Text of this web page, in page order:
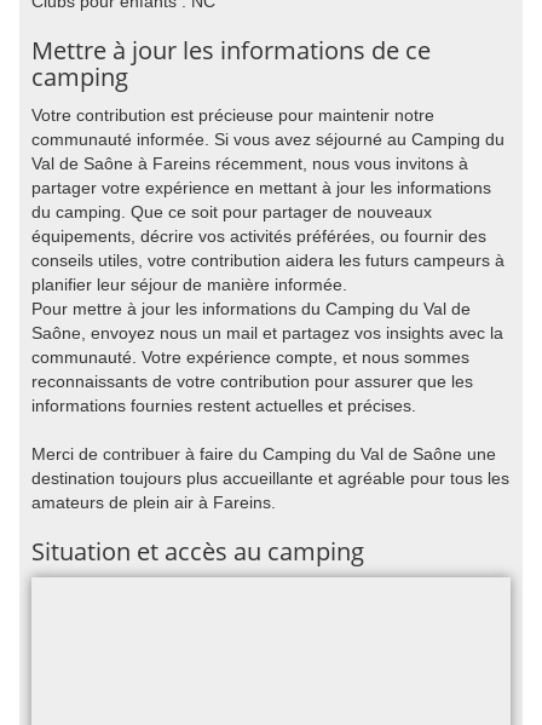
Mettre à jour les informations de ce
camping
Votre contribution est précieuse pour maintenir notre
communauté informée. Si vous avez séjourné au Camping du
Val de Saône à Fareins récemment, nous vous invitons à
partager votre expérience en mettant à jour les informations
du camping. Que ce soit pour partager de nouveaux
équipements, décrire vos activités préférées, ou fournir des
conseils utiles, votre contribution aidera les futurs campeurs à
planifier leur séjour de manière informée.
Pour mettre à jour les informations du Camping du Val de
Saône, envoyez nous un mail et partagez vos insights avec la
communauté. Votre expérience compte, et nous sommes
reconnaissants de votre contribution pour assurer que les
informations fournies restent actuelles et précises.
Merci de contribuer à faire du Camping du Val de Saône une
destination toujours plus accueillante et agréable pour tous les
amateurs de plein air à Fareins.
Situation et accès au camping